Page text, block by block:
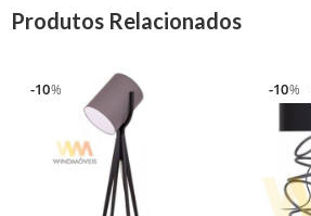
Produtos Relacionados
%
10 %
10